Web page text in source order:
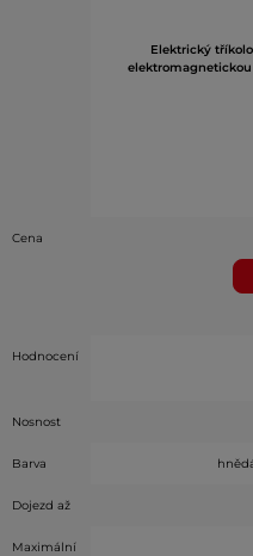
Elektrický
elektromagnetickou
Cena
Hodnocení
Nosnost
Barva
Dojezd až
Maximální